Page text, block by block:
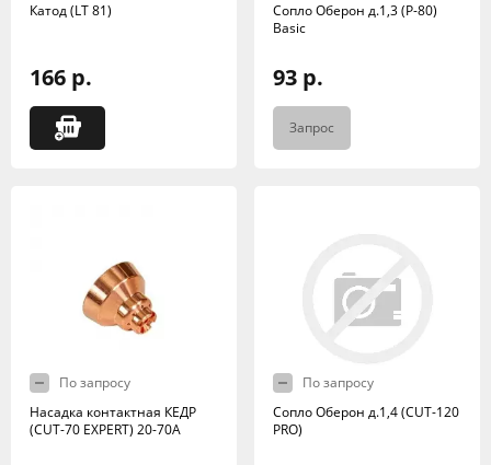
Катод (LT 81)
166 р.
Сопло Оберон д.1,3 (Р-80)
Basic
93 р.
Запрос
По запросу
Насадка контактная КЕДР
(CUT-70 EXPERT) 20-70А
По запросу
Сопло Оберон д.1,4 (CUT-120
PRO)